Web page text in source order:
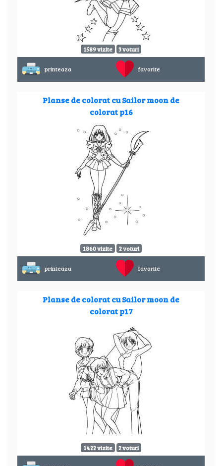
1589 vizite 3 voturi
printeaza favorite
Planse de colorat cu Sailor moon de
colorat p16
1860 vizite 2 voturi
printeaza favorite
Planse de colorat cu Sailor moon de
colorat p17
1422 vizite 2 voturi